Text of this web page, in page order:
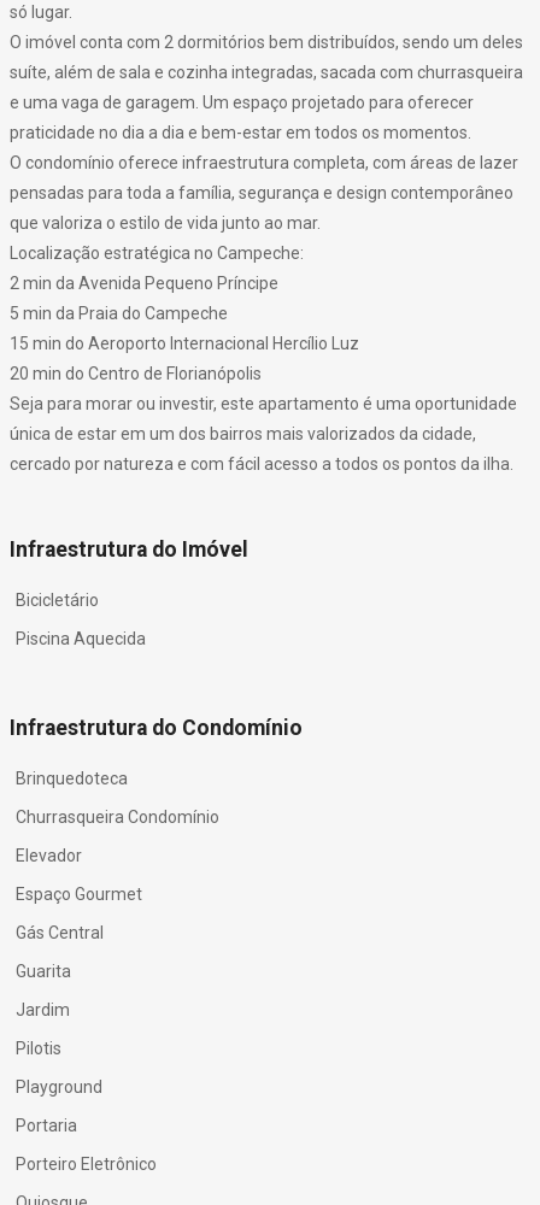
só lugar.
O imóvel conta com 2 dormitórios bem distribuídos, sendo um deles
suíte, além de sala e cozinha integradas, sacada com churrasqueira
e uma vaga de garagem. Um espaço projetado para oferecer
praticidade no dia a dia e bem-estar em todos os momentos.
O condomínio oferece infraestrutura completa, com áreas de lazer
pensadas para toda a família, segurança e design contemporâneo
que valoriza o estilo de vida junto ao mar.
Localização estratégica no Campeche:
2 min da Avenida Pequeno Príncipe
5 min da Praia do Campeche
15 min do Aeroporto Internacional Hercílio Luz
20 min do Centro de Florianópolis
Seja para morar ou investir, este apartamento é uma oportunidade
única de estar em um dos bairros mais valorizados da cidade,
cercado por natureza e com fácil acesso a todos os pontos da ilha.
Infraestrutura do Imóvel
Bicicletário
Piscina Aquecida
Infraestrutura do Condomínio
Brinquedoteca
Churrasqueira Condomínio
Elevador
Espaço Gourmet
Gás Central
Guarita
Jardim
Pilotis
Playground
Portaria
Porteiro Eletrônico